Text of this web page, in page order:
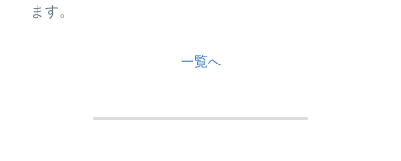
ます。
一覧へ